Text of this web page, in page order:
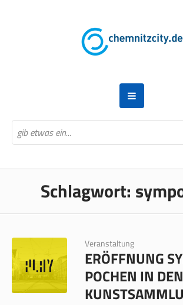
Schlagwort:
Veranstaltung
ERÖFFNUNG
POCHEN IN DEN